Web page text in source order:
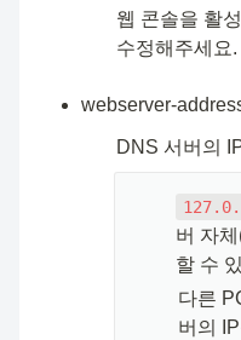
웹 콘솔을 활
수정해주세요.
webserver-
DNS 서버의
버 자
할 수
다른
버의